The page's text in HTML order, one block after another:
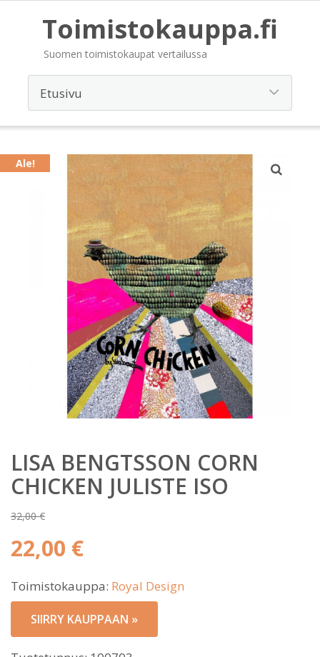
Toimistokauppa.fi
Suomen toimistokaupat vertailussa
Ale!
LISA BENGTSSON CORN
CHICKEN JULISTE ISO
32,00€
Alkuperäinen
hinta
32,00 €.
22,00 €
hinta
on:
22,00 €.
Toimistokauppa: Royal Design
SIIRRY KAUPPAAN »